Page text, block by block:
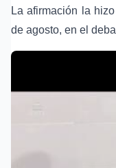
La afirmación la
de agosto, en el